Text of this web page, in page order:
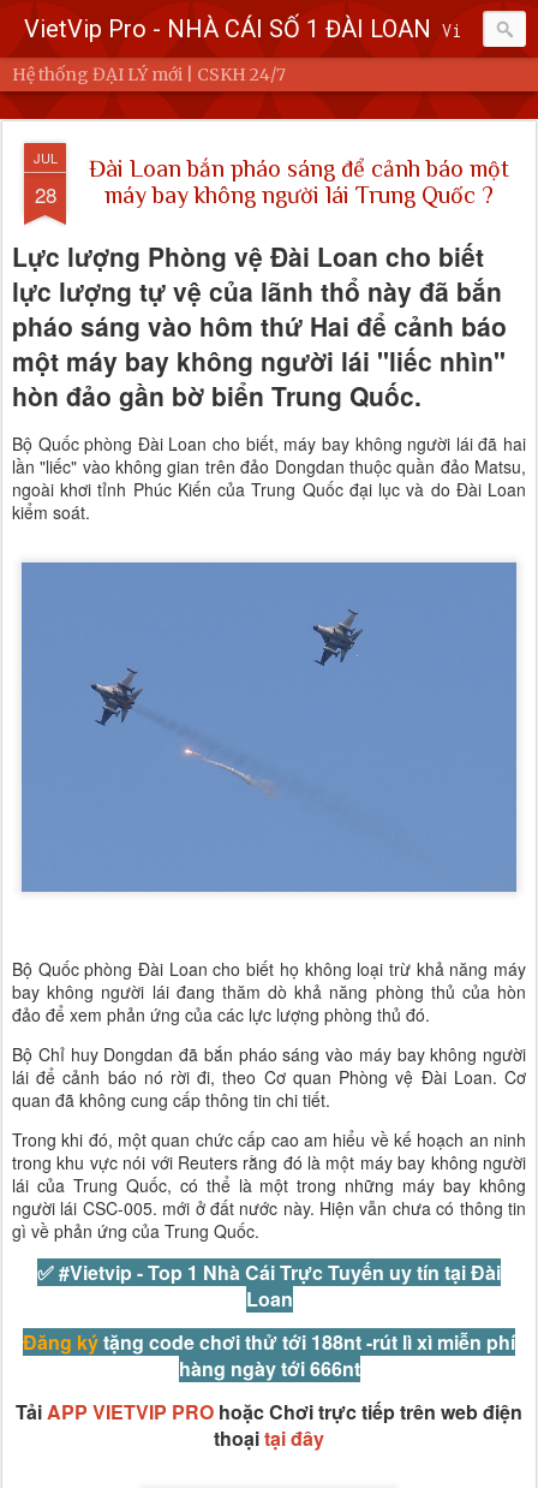
VietVip Pro - NHÀ CÁI SỐ 1 ĐÀI LOAN Vietvip Pro Sân chơi cá cược nhà cái hàng đầu Đài Loan. Vietvip Pro phát hành hơn 600 game cược khác nhau. Nạp tiền tại 7-Eleven, Family Mart, Okmart, Hilife, ATM. Rút tiền 24h không giới hạn. Uy tín khi bao rút, miễn phí 60kuai phí rút tiền. Hệ thống khuyến mãi cho cả hội viên mới và hội viên cũ, cskh 1:1 24/7.
Hệ thống ĐẠI LÝ mới | CSKH 24/7
JUL
28
Đài Loan bắn pháo sáng để cảnh báo một
máy bay không người lái Trung Quốc ?
Lực lượng Phòng vệ Đài Loan cho biết
lực lượng tự vệ của lãnh thổ này đã bắn
pháo sáng vào hôm thứ Hai để cảnh báo
một máy bay không người lái "liếc nhìn"
hòn đảo gần bờ biển Trung Quốc.
Bộ Quốc phòng Đài Loan cho biết, máy bay không người lái đã hai
lần "liếc" vào không gian trên đảo Dongdan thuộc quần đảo Matsu,
ngoài khơi tỉnh Phúc Kiến của Trung Quốc đại lục và do Đài Loan
kiểm soát.
Bộ Quốc phòng Đài Loan cho biết họ không loại trừ khả năng máy
bay không người lái đang thăm dò khả năng phòng thủ của hòn
đảo để xem phản ứng của các lực lượng phòng thủ đó.
Bộ Chỉ huy Dongdan đã bắn pháo sáng vào máy bay không người
lái để cảnh báo nó rời đi, theo Cơ quan Phòng vệ Đài Loan. Cơ
quan đã không cung cấp thông tin chi tiết.
Trong khi đó, một quan chức cấp cao am hiểu về kế hoạch an ninh
trong khu vực nói với Reuters rằng đó là một máy bay không người
lái của Trung Quốc, có thể là một trong những máy bay không
người lái CSC-005. mới ở đất nước này. Hiện vẫn chưa có thông tin
gì về phản ứng của Trung Quốc.
✅ #Vietvip -Top 1 Nhà Cái Trực Tuyến uy tín tại Đài
Loan
Đăng kýtặng code chơi thử tới 188nt -rút lì xì miễn phí
hàng ngày tới 666nt
TảiAPP VIETVIP PRO hoặc Chơi trực tiếp trên web điện
thoạitại đây